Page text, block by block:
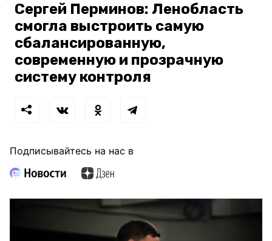
Сергей Перминов: Ленобласть
смогла выстроить самую
сбалансированную,
современную и прозрачную
систему контроля
Подписывайтесь на нас в